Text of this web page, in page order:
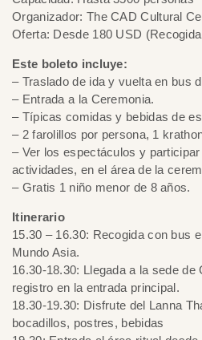
Organizador: The CAD Cultural
Oferta: Desde 180 USD
Este boleto incluye:
– Traslado de ida y vuelta en bus
– Entrada a la Ceremonia.
– Típicas comidas y bebidas de
– 2 farolillos por persona, 1
– Ver los espectáculos y
actividades, en el área de la
– Gratis 1 niño menor de 8 años.
Itinerario
15.30 – 16.30: Recogida con bus
Mundo Asia.
16.30-18.30: Llegada a la sede de
registro en la entrada principal.
18.30-19.30: Disfrute del Lanna
bocadillos, postres, bebidas